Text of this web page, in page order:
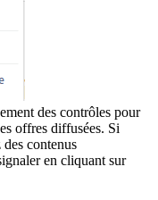
des contrôles pour
offres diffusées. Si
contenus
en cliquant sur